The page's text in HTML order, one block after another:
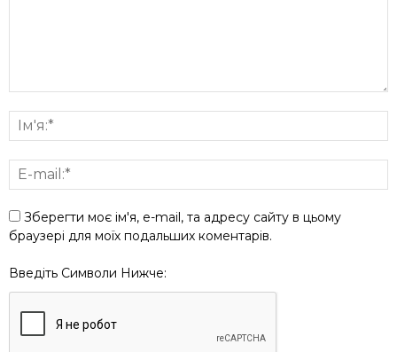
Зберегти моє ім'я, e-mail, та адресу сайту в цьому
браузері для моїх подальших коментарів.
Введіть Символи Нижче: